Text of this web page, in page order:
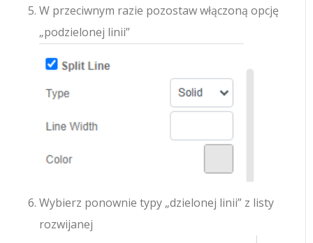
W przeciwnym razie pozostaw włączoną opcję
„podzielonej linii”
Wybierz ponownie typy „dzielonej linii” z listy
rozwijanej